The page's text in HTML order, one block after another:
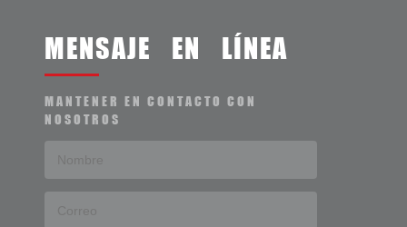
MENSAJE EN LÍNEA
MANTENER EN CONTACTO CON
NOSOTROS